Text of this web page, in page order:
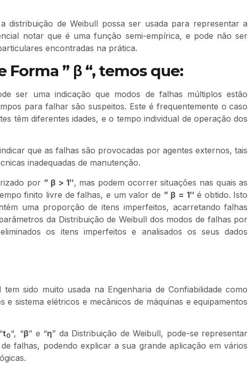
distribuição de Weibull possa ser usada para representar a
notar que é uma função semi-empírica, e pode não ser
encontradas na prática.
Forma ” β “, temos que:
ser uma indicação que modos de falhas múltiplos estão
para falhar são suspeitos. Este é frequentemente o caso
têm diferentes idades, e o tempo individual de operação dos
que as falhas são provocadas por agentes externos, tais
inadequadas de manutenção.
por ” β > 1″, mas podem ocorrer situações nas quais as
finito livre de falhas, e um valor de ” β = 1″ é obtido. Isto
uma proporção de itens imperfeitos, acarretando falhas
da Distribuição de Weibull dos modos de falhas por
os itens imperfeitos e analisados os seus dados
sido muito usada na Engenharia de Confiabilidade como
sistema elétricos e mecânicos de máquinas e equipamentos
t0“, “β” e “η” da Distribuição de Weibull, pode-se representar
falhas, podendo explicar a sua grande aplicação em vários